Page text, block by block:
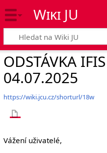
Wiki JU
ODSTÁVKA
04.07.2025
https://wiki.jcu.cz/shorturl/18w
Vážení uživatelé,